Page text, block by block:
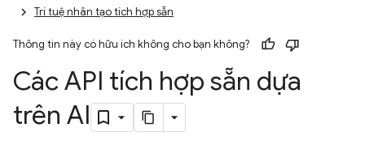
Trí tuệ nhân tạo tích hợp sẵn
Thông tin này có hữu ích không cho bạn không?
Các API tích hợp sẵn dựa
trên AI